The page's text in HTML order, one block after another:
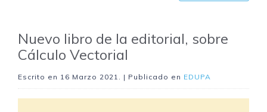
Nuevo libro de la editorial, sobre
Cálculo Vectorial
Escrito en 16 Marzo 2021 . | Publicado en EDUPA